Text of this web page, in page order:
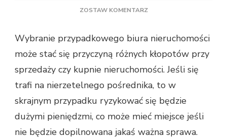
ZOSTAW KOMENTARZDO
ZWRACAĆ
UWAGĘ
WYBORZE
POŚREDNIKA
Wybranie przypadkowego biura nieruchomości
może stać się przyczyną różnych kłopotów przy
sprzedaży czy kupnie nieruchomości. Jeśli się
trafi na nierzetelnego pośrednika, to w
skrajnym przypadku ryzykować się będzie
dużymi pieniędzmi, co może mieć miejsce jeśli
nie będzie dopilnowana jakaś ważna sprawa.